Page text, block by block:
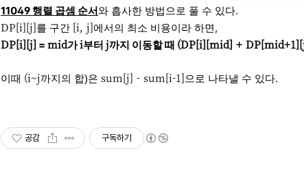
        cout << DP[
1][k] << '\n'
return 0
11049 행렬 곱셈 순서와 흡사한 방법으로 풀 수 있다.
DP[i][j]를 구간 [i, j]에서의 최소 비용이라 하면,
DP[i][j] = mid가i부터 j까지 이동할 때 (DP[i][mid] +
이때 (i~j까지의 합)은 sum[j] - sum[i-1]으 로 나타낼 수 있다.
공감 구독하기